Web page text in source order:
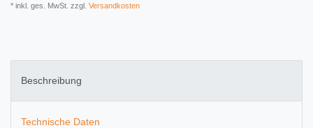
* inkl. ges. MwSt. zzgl. Versandkosten
Beschreibung
Technische Daten